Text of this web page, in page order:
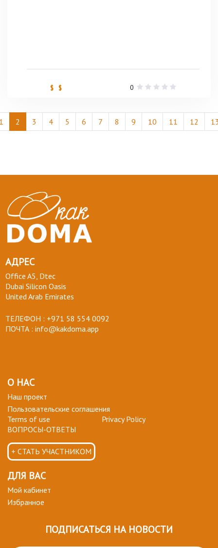
$ $ 0
2 3 4 5 6 7 8 9 10 11 12
АДРЕС
Office A5, Dtec
Dubai Silicon Oasis
United Arab Emirates
ТЕЛЕФОН : +971 58 554 0092
ПОЧТА : info@kakdoma.app
О НАС
Наш проект
Пользовательские соглашения
Terms of use
Privacy Policy
ВОПРОСЫ-ОТВЕТЫ
+ СТАТЬ УЧАСТНИКОМ
ДЛЯ ВАС
Мой кабинет
Избранное
ПОДПИСАТЬСЯ НА НОВОСТИ